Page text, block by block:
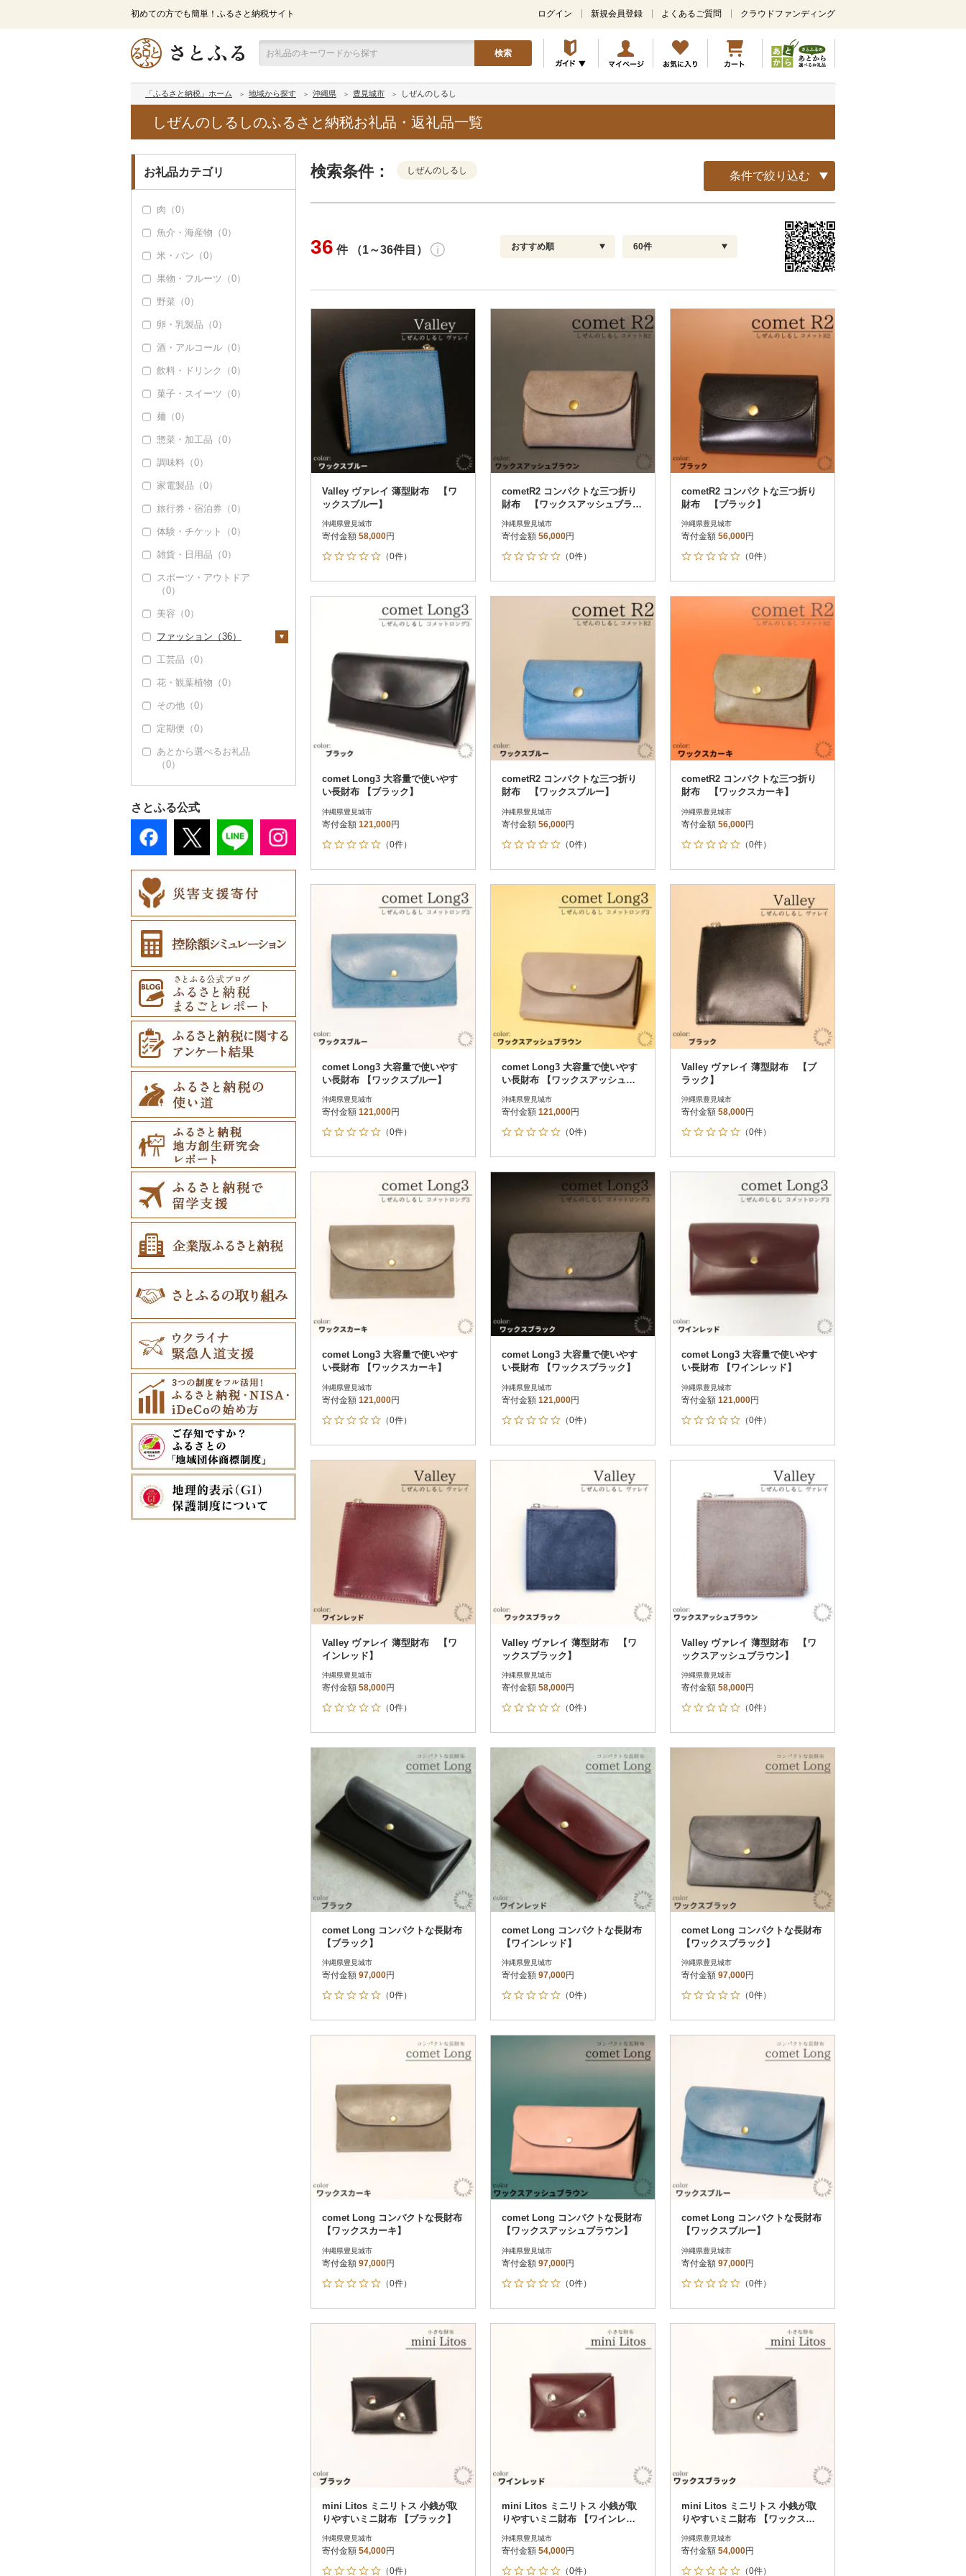
初めての方でも簡単！ふるさと納税サイト
メ
ン
コ
ン
ログイン 新規会員登録 よくあるご質問 クラウドファンディング
検索
「ふるさと納税」ホーム 地域から探す 沖縄県 豊見城市 しぜんのしるし
しぜんのしるしのふるさと納税お礼品・返礼品一覧
お礼品カテゴリ
肉（0）
魚介・海産物（0）
米・パン（0）
果物・フルーツ（0）
野菜（0）
卵・乳製品（0）
酒・アルコール（0）
飲料・ドリンク（0）
菓子・スイーツ（0）
麺（0）
惣菜・加工品（0）
調味料（0）
家電製品（0）
旅行券・宿泊券（0）
体験・チケット（0）
雑貨・日用品（0）
スポーツ・アウトドア
（0）
美容（0）
ファッション（36）
鞄・バッグ（0）
洋服（0）
和服（0）
靴・履物（0）
アクセサリー（0）
6）
財布（36）
ショール・ストール
（0）
ネクタイ・ベルト
工芸品（0）
花・観葉植物（0）
その他（0）
定期便（0）
あとから選べるお礼品
（0）
さとふる公式
検索条件： しぜんのしるし 条件で絞り込む
寄付金額 解除
解除
PayPay
クレジットカード決済
Amazon Pay
楽天ペイ
メルペイ
コンビニ支払い
ソフトバンクまとめて支払い
d払い
金融機関(Pay-easy決済)
発送種別 解除 解除
さとふる限定のお礼品
定期便
さとふるアプリdeワンストップ申請
結果を見る（
36 件 （1～36件目） おすすめ順
寄付金額が低い順
60件
90
120
Valley ヴァレイ 薄型財布 【ワ
ックスブルー】
沖縄県豊見城市
寄付金額 58,000円
（0件）
cometR2 コンパクトな三つ折り
財布 【ワックスアッシュブラウ
ン】
沖縄県豊見城市
寄付金額 56,000円
（0件）
cometR2 コンパクトな三つ折り
財布 【ブラック】
沖縄県豊見城市
寄付金額 56,000円
（0件）
comet Long3 大容量で使いやす
い長財布 【ブラック】
沖縄県豊見城市
寄付金額 121,000円
（0件）
cometR2 コンパクトな三つ折り
財布 【ワックスブルー】
沖縄県豊見城市
寄付金額 56,000円
（0件）
cometR2 コンパクトな三つ折り
財布 【ワックスカーキ】
沖縄県豊見城市
寄付金額 56,000円
（0件）
comet Long3 大容量で使いやす
い長財布 【ワックスブルー】
沖縄県豊見城市
寄付金額 121,000円
（0件）
comet Long3 大容量で使いやす
い長財布 【ワックスアッシュブ
沖縄県豊見城市
寄付金額 121,000円
（0件）
Valley ヴァレイ 薄型財布 【ブ
ラック】
沖縄県豊見城市
寄付金額 58,000円
（0件）
comet Long3 大容量で使いやす
い長財布 【ワックスカーキ】
沖縄県豊見城市
寄付金額 121,000円
（0件）
comet Long3 大容量で使いやす
い長財布 【ワックスブラック】
沖縄県豊見城市
寄付金額 121,000円
（0件）
comet Long3 大容量で使いやす
い長財布 【ワインレッド】
沖縄県豊見城市
寄付金額 121,000円
（0件）
Valley ヴァレイ 薄型財布 【ワ
インレッド】
沖縄県豊見城市
寄付金額 58,000円
（0件）
Valley ヴァレイ 薄型財布 【ワ
ックスブラック】
沖縄県豊見城市
寄付金額 58,000円
（0件）
Valley ヴァレイ 薄型財布 【ワ
ックスアッシュブラウン】
沖縄県豊見城市
寄付金額 58,000円
（0件）
comet Long コンパクトな長財布
【ブラック】
沖縄県豊見城市
寄付金額 97,000円
（0件）
comet Long コンパクトな長財布
【ワインレッド】
沖縄県豊見城市
寄付金額 97,000円
（0件）
comet Long コンパクトな長財布
【ワックスブラック】
沖縄県豊見城市
寄付金額 97,000円
（0件）
comet Long コンパクトな長財布
【ワックスカーキ】
沖縄県豊見城市
寄付金額 97,000円
（0件）
comet Long コンパクトな長財布
【ワックスアッシュブラウン】
沖縄県豊見城市
寄付金額 97,000円
（0件）
comet Long コンパクトな長財布
【ワックスブルー】
沖縄県豊見城市
寄付金額 97,000円
（0件）
mini Litos ミニリトス 小銭が取
りやすいミニ財布 【ブラック】
沖縄県豊見城市
寄付金額 54,000円
（0件）
mini Litos ミニリトス 小銭が取
りやすいミニ財布 【ワインレッ
沖縄県豊見城市
寄付金額 54,000円
（0件）
mini Litos ミニリトス 小銭が取
りやすいミニ財布 【ワックスブ
沖縄県豊見城市
寄付金額 54,000円
（0件）